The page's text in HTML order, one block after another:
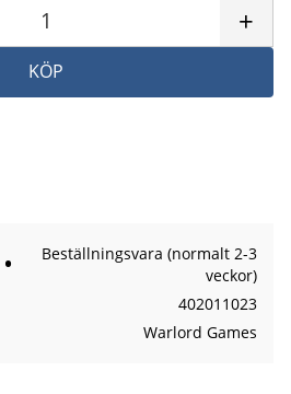
+
KÖP
Beställningsvara (normalt 2-3
veckor)
402011023
Warlord Games